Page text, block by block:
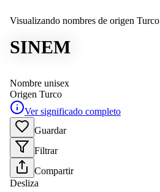
Visualizando nombres de origen Turco
SINEM
Nombre unisex
Origen Turco
Ver significado completo
Guardar
Filtrar
Compartir
Desliza